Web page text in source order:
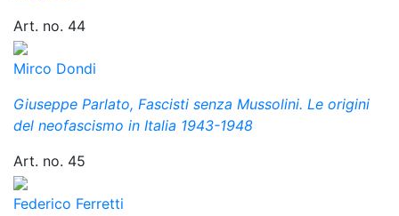
Art. no. 44
Mirco Dondi
Giuseppe Parlato, Fascisti senza Mussolini. Le origini
del neofascismo in Italia 1943-1948
Art. no. 45
Federico Ferretti